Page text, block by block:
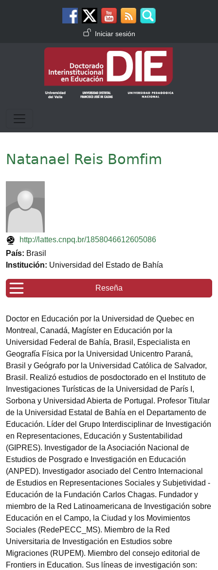
Menú de cuenta de usuario
Iniciar sesión
Natanael Reis Bomfim
http://lattes.cnpq.br/1858046612605086
País: Brasil
Institución: Universidad del Estado de Bahía
Reseña
Doctor en Educación por la Universidad de Quebec en
Montreal, Canadá, Magíster en Educación por la
Universidad Federal de Bahía, Brasil, Especialista en
Geografía Física por la Universidad Unicentro Paraná,
Brasil y Geógrafo por la Universidad Católica de Salvador,
Brasil. Realizó estudios de posdoctorado en el Instituto de
Investigaciones Turísticas de la Universidad de París I,
Sorbona y Universidad Abierta de Portugal. Profesor Titular
de la Universidad Estatal de Bahía en el Departamento de
Educación. Líder del Grupo Interdisciplinar de Investigación
en Representaciones, Educación y Sustentabilidad
(GIPRES). Investigador de la Asociación Nacional de
Estudios de Posgrado e Investigación en Educación
(ANPED). Investigador asociado del Centro Internacional
de Estudios en Representaciones Sociales y Subjetividad -
Educación de la Fundación Carlos Chagas. Fundador y
miembro de la Red Latinoamericana de Investigación sobre
Educación en el Campo, la Ciudad y los Movimientos
Sociales (RedePECC_MS). Miembro de la Red
Universitaria de Investigación en Estudios sobre
Migraciones (RUPEM). Miembro del consejo editorial de
Frontiers in Education. Sus líneas de investigación son: